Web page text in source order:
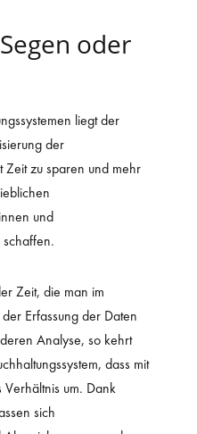
oder
liegt der
der
Zeit zu sparen und mehr
und
Zeit, die man im
Erfassung der Daten
Analyse, so kehrt
dass mit
Verhältnis um. Dank
sich